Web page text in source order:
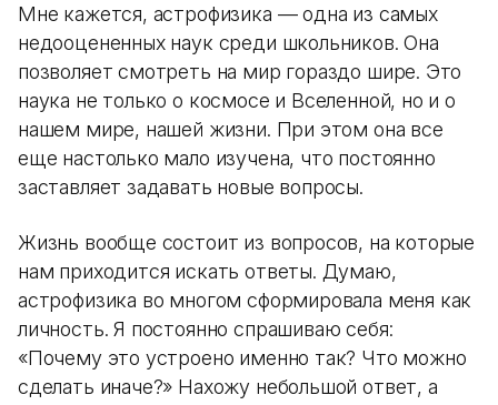
Мне кажется, астрофизика — одна из самых
недооцененных наук среди школьников. Она
позволяет смотреть на мир гораздо шире. Это
наука не только о космосе и Вселенной, но и о
нашем мире, нашей жизни. При этом она все
еще настолько мало изучена, что постоянно
заставляет задавать новые вопросы.
Жизнь вообще состоит из вопросов, на которые
нам приходится искать ответы. Думаю,
астрофизика во многом сформировала меня как
личность. Я постоянно спрашиваю себя:
«Почему это устроено именно так? Что можно
сделать иначе?» Нахожу небольшой ответ, а